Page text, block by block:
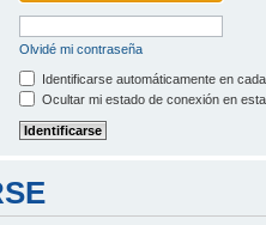
Olvidé mi contraseña
Identificarse automáticamente en
Ocultar mi estado de conexión en